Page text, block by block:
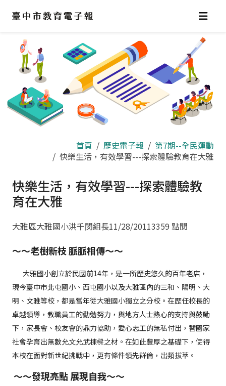
區
首頁 歷史電子報
第7期--全民運動
快樂生活，有效學習---探索體驗教育在大雅
快樂生活，有效學習---探索體驗教
育在大雅
大雅區大雅國小洪千閔組長11/28/20113359 點閱
～～老樹新枝脈脈相傳～～
大雅國小創立於民國前14年，是一所歷史悠久的百年老店，
現今臺中市北屯國小、西屯國小以及大雅區內的三和、陽明、大
明、文雅等校，都是當年從大雅國小獨立之分校。在歷任校長的
卓越領導，教職員工的勤勉努力，與地方人士熱心的支持與鼓勵
下，家長會、校友會的鼎力協助，愛心志工的無私付出，替國家
社會孕育出無數允文允武棟樑之材。在如此豐厚之基礎下，使得
本校在面對新世紀挑戰中，更有條件領先群倫，出類拔萃。
～～發現亮點展現自我～～